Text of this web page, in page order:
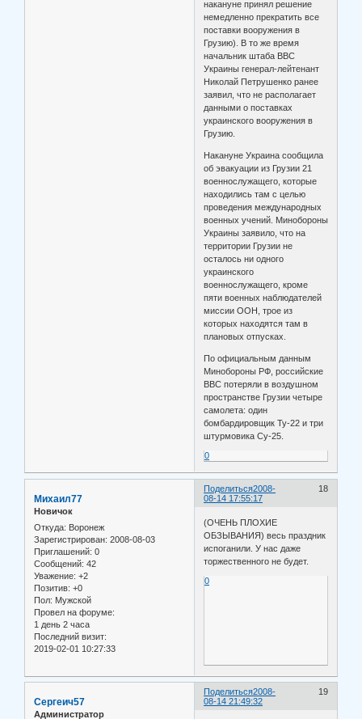
накануне принял решение
немедленно прекратить все
поставки вооружения в
Грузию). В то же время
начальник штаба ВВС
Украины генерал-лейтенант
Николай Петрушенко ранее
заявил, что не располагает
данными о поставках
украинского вооружения в
Грузию.
Накануне Украина сообщила
об эвакуации из Грузии 21
военнослужащего, которые
находились там с целью
проведения международных
военных учений. Минобороны
Украины заявило, что на
территории Грузии не
осталось ни одного
украинского
военнослужащего, кроме
пяти военных наблюдателей
миссии ООН, трое из
которых находятся там в
плановых отпусках.
По официальным данным
Минобороны РФ, российские
ВВС потеряли в воздушном
пространстве Грузии четыре
самолета: один
бомбардировщик Ту-22 и три
штурмовика Су-25.
0
Поделиться 18
2008-
08-14 17:55:17
Михаил77
Новичок
Откуда: Воронеж
Зарегистрирован: 2008-08-03
Приглашений: 0
Сообщений: 42
Уважение: +2
Позитив: +0
Пол: Мужской
Провел на форуме:
1 день 2 часа
Последний визит:
2019-02-01 10:27:33
(ОЧЕНЬ ПЛОХИЕ
ОБЗЫВАНИЯ) весь праздник
испоганили. У нас даже
торжественного не будет.
0
Поделиться 19
2008-
08-14 21:49:32
Сергеич57
Администратор